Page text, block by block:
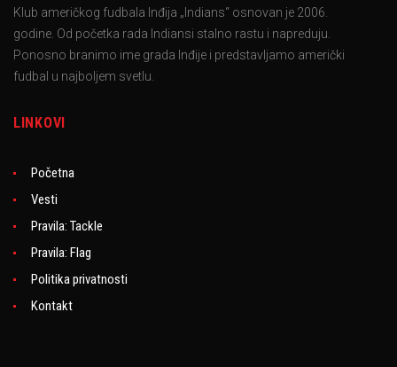
Klub američkog fudbala Inđija „Indians“ osnovan je 2006.
godine. Od početka rada Indiansi stalno rastu i napreduju.
Ponosno branimo ime grada Inđije i predstavljamo američki
fudbal u najboljem svetlu.
LINKOVI
Početna
Vesti
Pravila: Tackle
Pravila: Flag
Politika privatnosti
Kontakt